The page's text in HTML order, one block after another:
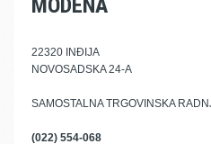
MODENA
22320 INĐIJA
NOVOSADSKA 24-A
SAMOSTALNA TRGOVINSKA
(022) 554-068